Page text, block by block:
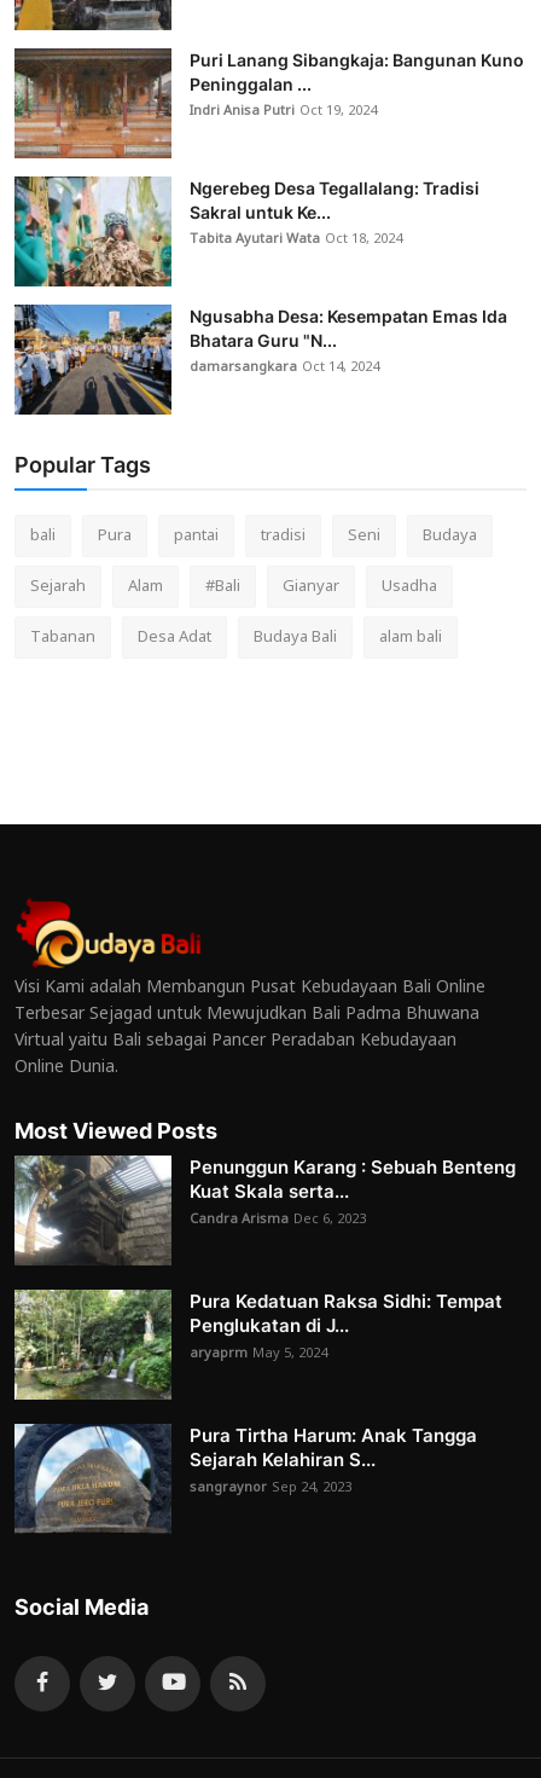
Puri Lanang Sibangkaja: Bangunan Kuno
Peninggalan ...
Indri Anisa Putri Oct 19, 2024
Ngerebeg Desa Tegallalang: Tradisi
Sakral untuk Ke...
Tabita Ayutari Wata Oct 18, 2024
Ngusabha Desa: Kesempatan Emas Ida
Bhatara Guru "N...
damarsangkara Oct 14, 2024
Popular Tags
bali Pura pantai tradisi Seni
Budaya
Sejarah
Alam #Bali Gianyar
Usadha
Tabanan
Desa Adat Budaya Bali alam bali
Visi Kami adalah Membangun Pusat Kebudayaan Bali Online
Terbesar Sejagad untuk Mewujudkan Bali Padma Bhuwana
Virtual yaitu Bali sebagai Pancer Peradaban Kebudayaan
Online Dunia.
Most Viewed Posts
Penunggun Karang : Sebuah Benteng
Kuat Skala serta...
Candra Arisma Dec 6, 2023
Pura Kedatuan Raksa Sidhi: Tempat
Penglukatan di J...
aryaprm May 5, 2024
Pura Tirtha Harum: Anak Tangga
Sejarah Kelahiran S...
sangraynor Sep 24, 2023
Social Media